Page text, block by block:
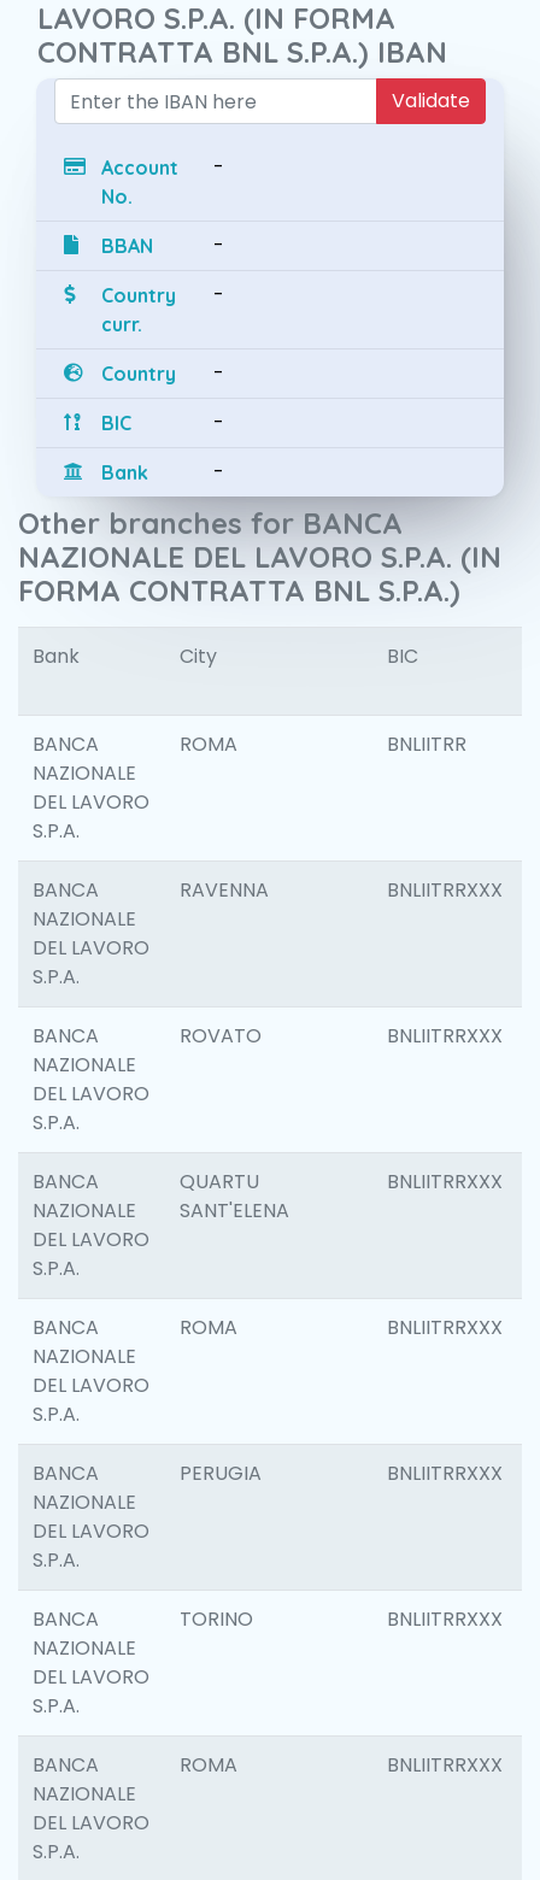
LAVORO S.P.A. (IN FORMA
CONTRATTA BNL S.P.A.) IBAN
Validate
Account
No.
-
BBAN -
Country
curr.
-
Country -
BIC -
Bank -
Other branches for BANCA
NAZIONALE DEL LAVORO S.P.A. (IN
FORMA CONTRATTA BNL S.P.A.)
Bank City BIC
BANCA
NAZIONALE
DEL LAVORO
S.P.A.
ROMA BNLIITRR
BANCA
NAZIONALE
DEL LAVORO
S.P.A.
RAVENNA BNLIITRRXXX
BANCA
NAZIONALE
DEL LAVORO
S.P.A.
ROVATO BNLIITRRXXX
BANCA
NAZIONALE
DEL LAVORO
S.P.A.
QUARTU
SANT'ELENA
BNLIITRRXXX
BANCA
NAZIONALE
DEL LAVORO
S.P.A.
ROMA BNLIITRRXXX
BANCA
NAZIONALE
DEL LAVORO
S.P.A.
PERUGIA BNLIITRRXXX
BANCA
NAZIONALE
DEL LAVORO
S.P.A.
TORINO BNLIITRRXXX
BANCA
NAZIONALE
DEL LAVORO
S.P.A.
ROMA BNLIITRRXXX